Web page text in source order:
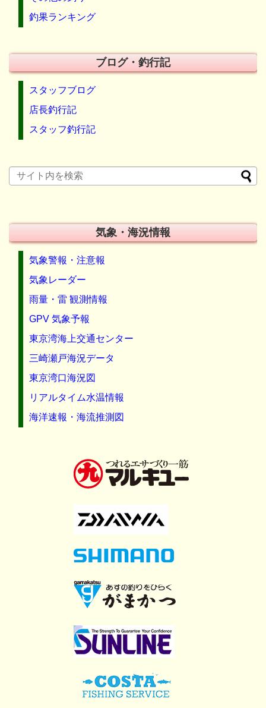
釣果ランキング
ブログ・釣行記
スタッフブログ
店長釣行記
スタッフ釣行記
気象・海況情報
気象警報・注意報
気象レーダー
雨量・雷 観測情報
GPV 気象予報
東京湾海上交通センター
三崎瀬戸海況データ
東京湾口海況図
リアルタイム水温情報
海洋速報・海流推測図